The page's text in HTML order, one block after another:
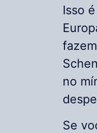
Isso
no
Se